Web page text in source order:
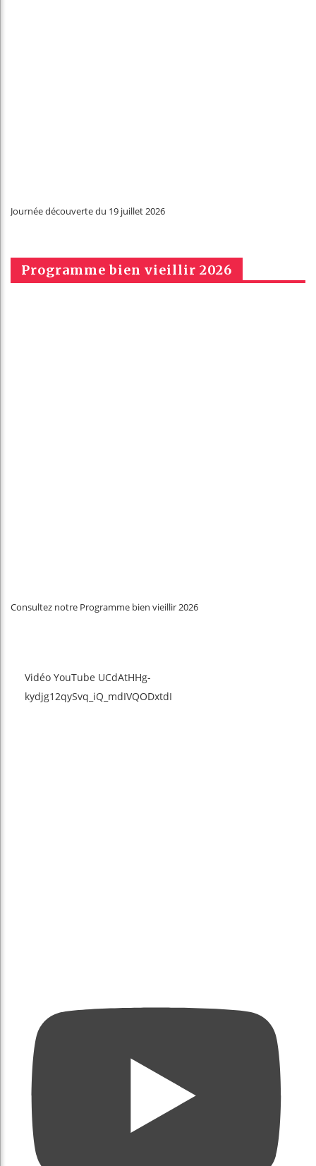
Journée découverte du 19 juillet 2026
Programme bien vieillir 2026
Consultez notre Programme bien vieillir 2026
Vidéo YouTube UCdAtHHg-
kydjg12qySvq_iQ_mdIVQODxtdI